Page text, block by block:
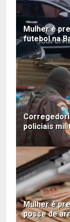
Mulher é
futebol na
policiais
Mulher é
posse de